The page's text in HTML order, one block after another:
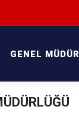
GENEL